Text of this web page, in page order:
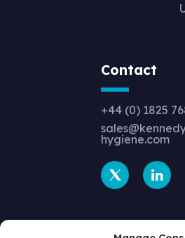
Contact
+44 (0) 1825
hygiene.com